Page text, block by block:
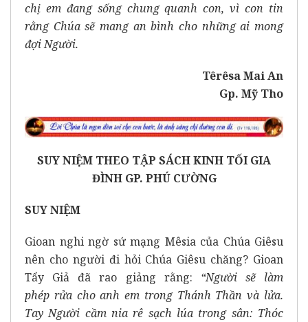
chị em đang sống chung quanh con, vì con tin
rằng Chúa sẽ mang an bình cho những ai mong
đợi Người.
Têrêsa Mai An
Gp. Mỹ Tho
SUY NIỆM THEO TẬP SÁCH KINH TỐI GIA
ĐÌNH GP. PHÚ CƯỜNG
SUY NIỆM
Gioan nghi ngờ sứ mạng Mêsia của Chúa Giêsu
nên cho người đi hỏi Chúa Giêsu chăng? Gioan
Tẩy Giả đã rao giảng rằng: “Người sẽ làm
phép rửa cho anh em trong Thánh Thần và lửa.
Tay Người cầm nia rê sạch lúa trong sân: Thóc